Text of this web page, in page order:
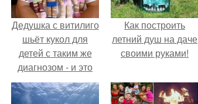
Дедушка с витилиго
шьёт кукол для
детей с таким же
диагнозом - и это
трогает до слёз.
Как построить
летний душ на даче
своими руками!